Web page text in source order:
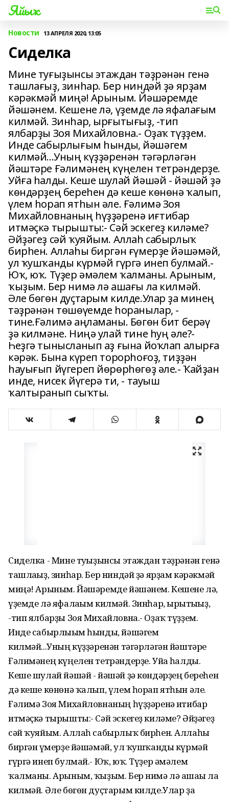
Яйыҡ
Новости 13 АПРЕЛЯ 2020, 13:05
Сиделка
Мине туғыҙынсы этаждан тәҙрәнән генә
ташлағыҙ, зинһар. Бер ниндәй ҙә ярҙам
кәрәкмәй миңә! Арыным. Йәшәремде
йәшәнем. Кешене лә, үҙемде лә яфалағым
килмәй. Зинһар, ырғытығыҙ, -тип
ялбарҙы Зоя Михайловна.- Оҙаҡ түҙҙем.
Инде сабырлығым һынды, йәшәгем
килмәй...Уның күҙҙәренән тәгәрләгән
йәштәре Ғәлимәнең күңелен тетрәндерҙе.
Уйға һалды. Кеше шулай йәшәй - йәшәй ҙә
көндәрҙең береһен дә кеше көнөнә ҡалып,
үлем һорап ятһын әле. Ғәлимә Зоя
Михайловнаның һүҙҙәренә иғтибар
итмәҫкә тырышты:- Сәй эскегеҙ киләме?
Әйҙәгеҙ сәй ҡуяйым. Аллаһ сабырлыҡ
бирһен. Аллаһы биргән ғүмерҙе йәшәмәй,
ул ҡушҡанды күрмәй гүргә инеп булмай.-
Юҡ, юҡ. Түҙер әмәлем ҡалманы. Арыным,
ҡыҙым. Бер нимә лә ашағы ла килмәй.
Әле бөгөн дуҫтарым килде.Улар ҙа минең
тәҙрәнән төшөүемде һоранылар, -
тине.Ғәлимә аңламаны. Бөгөн бит берәү
ҙә килмәне. Ниңә улай тине һуң әле?-
Һеҙгә тынысланып аҙ ғына йоҡлап алырға
кәрәк. Бына күреп торорһоғоҙ, тиҙҙән
һауығып йүгереп йөрөрһөгөҙ әле.- Ҡайҙан
инде, нисек йүгерә ти, - тауыш
ҡалтыранып сыҡты.
Сиделка - Мине туғыҙынсы этаждан тәҙрәнән генә
ташлағыҙ, зинһар. Бер ниндәй ҙә ярҙам кәрәкмәй
миңә! Арыным. Йәшәремде йәшәнем. Кешене лә,
үҙемде лә яфалағым килмәй. Зинһар, ырғытығыҙ,
-тип ялбарҙы Зоя Михайловна.- Оҙаҡ түҙҙем.
Инде сабырлығым һынды, йәшәгем
килмәй...Уның күҙҙәренән тәгәрләгән йәштәре
Ғәлимәнең күңелен тетрәндерҙе. Уйға һалды.
Кеше шулай йәшәй - йәшәй ҙә көндәрҙең береһен
дә кеше көнөнә ҡалып, үлем һорап ятһын әле.
Ғәлимә Зоя Михайловнаның һүҙҙәренә иғтибар
итмәҫкә тырышты:- Сәй эскегеҙ киләме? Әйҙәгеҙ
сәй ҡуяйым. Аллаһ сабырлыҡ бирһен. Аллаһы
биргән ғүмерҙе йәшәмәй, ул ҡушҡанды күрмәй
гүргә инеп булмай.- Юҡ, юҡ. Түҙер әмәлем
ҡалманы. Арыным, ҡыҙым. Бер нимә лә ашағы ла
килмәй. Әле бөгөн дуҫтарым килде.Улар ҙа